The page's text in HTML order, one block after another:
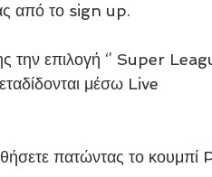
από το sign up.
την επιλογή ‘’ Super
μέσω Live
πατώντας το κουμπί